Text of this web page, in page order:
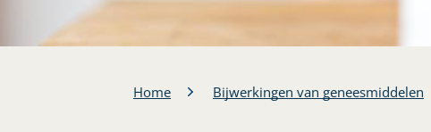
Home Bijwerkingen van geneesmiddelen